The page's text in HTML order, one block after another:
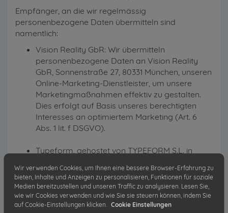
Empfänger, an die wir regelmässig
personenbezogene Daten übermitteln sind
namentlich:
Vision Reality GbR: Wir übermitteln
personenbezogene Daten an Vision Reality
GbR, Sonnenstraße 27, 80331 München, unseren
Online-Marketing-Dienstleister, um unsere
Marketingmaßnahmen effektiv zu gestalten.
Dies erfolgt auf Basis unseres berechtigten
Interesses an optimiertem Marketing (Art. 6
Abs. 1 lit. f DSGVO).
Typeform, gehostet von TYPEFORM S.L. in
für Online-Formulare genutzt. Die
Datenverarbeitung basiert auf Art. 6 Abs. 1 lit. f
DSGVO für den Betrieb der Formulare oder auf
Art. 6 Abs. 1 lit. a DSGVO bei erteilter
Wir verwenden Cookies, um Ihnen eine bessere Browser-Erfahrung zu
bieten, Inhalte und Anzeigen zu personalisieren, Funktionen für soziale
Medien bereitzustellen und unseren Traffic zu analysieren. Lesen Sie,
wie wir Cookies verwenden und wie Sie sie steuern können, indem Sie
auf Cookie-Einstellungen klicken. Cookie Einstellungen